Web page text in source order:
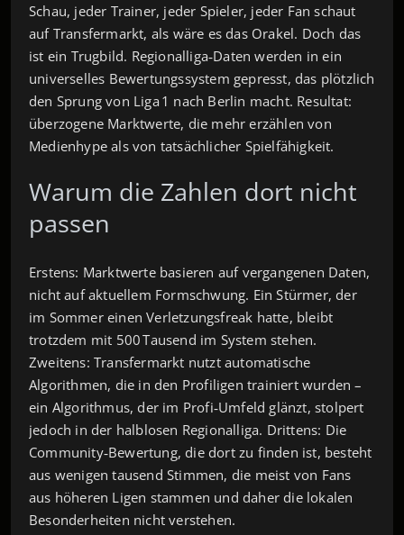
Schau, jeder Trainer, jeder Spieler, jeder Fan schaut
auf Transfermarkt, als wäre es das Orakel. Doch das
ist ein Trugbild. Regionalliga‑Daten werden in ein
universelles Bewertungssystem gepresst, das plötzlich
den Sprung von Liga 1 nach Berlin macht. Resultat:
überzogene Marktwerte, die mehr erzählen von
Medienhype als von tatsächlicher Spielfähigkeit.
Warum die Zahlen dort nicht
passen
Erstens: Marktwerte basieren auf vergangenen Daten,
nicht auf aktuellem Formschwung. Ein Stürmer, der
im Sommer einen Verletzungsfreak hatte, bleibt
trotzdem mit 500 Tausend im System stehen.
Zweitens: Transfermarkt nutzt automatische
Algorithmen, die in den Profiligen trainiert wurden –
ein Algorithmus, der im Profi‑Umfeld glänzt, stolpert
jedoch in der halblosen Regionalliga. Drittens: Die
Community‑Bewertung, die dort zu finden ist, besteht
aus wenigen tausend Stimmen, die meist von Fans
aus höheren Ligen stammen und daher die lokalen
Besonderheiten nicht verstehen.